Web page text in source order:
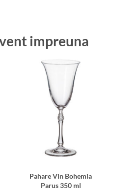
impreuna
Pahare Vin Bohemia
Parus 350 ml